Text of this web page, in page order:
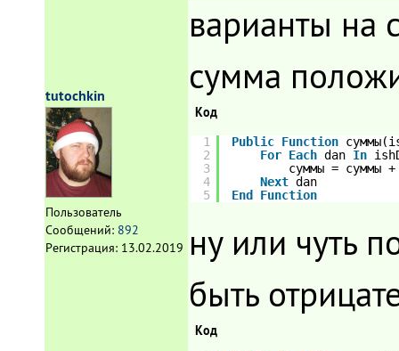
tutochkin
Пользователь
Сообщений: 892
Регистрация: 13.02.2019
варианты на
сумма
Код
1
2
3
4
5
Public Function
For Each dan In
суммы =
Next dan
End
Function
ну или чуть
быть
Код